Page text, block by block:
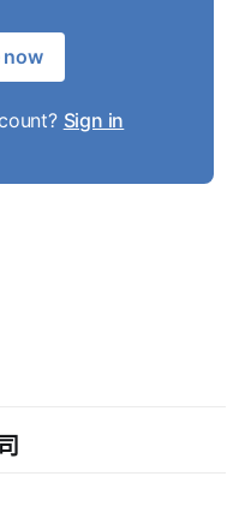
now
Sign in